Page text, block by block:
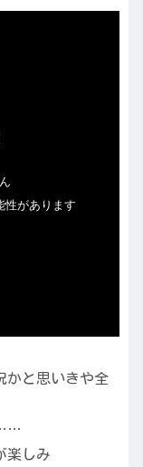
かと思いきや全
……
楽しみ